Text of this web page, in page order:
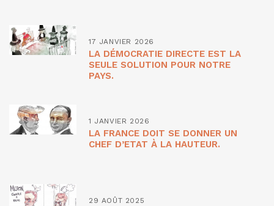
17 JANVIER 2026
LA DÉMOCRATIE DIRECTE EST LA
SEULE SOLUTION POUR NOTRE
PAYS.
1 JANVIER 2026
LA FRANCE DOIT SE DONNER UN
CHEF D’ETAT À LA HAUTEUR.
29 AOÛT 2025